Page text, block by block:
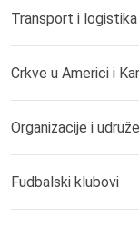
Transport i logistika
Crkve u Americi i
Organizacije i
Fudbalski klubovi